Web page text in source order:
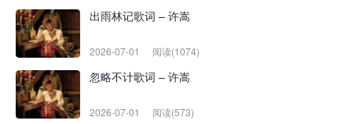
出雨林记歌词 – 许嵩
2026-07-01 阅读(1074)
忽略不计歌词 – 许嵩
2026-07-01 阅读(573)